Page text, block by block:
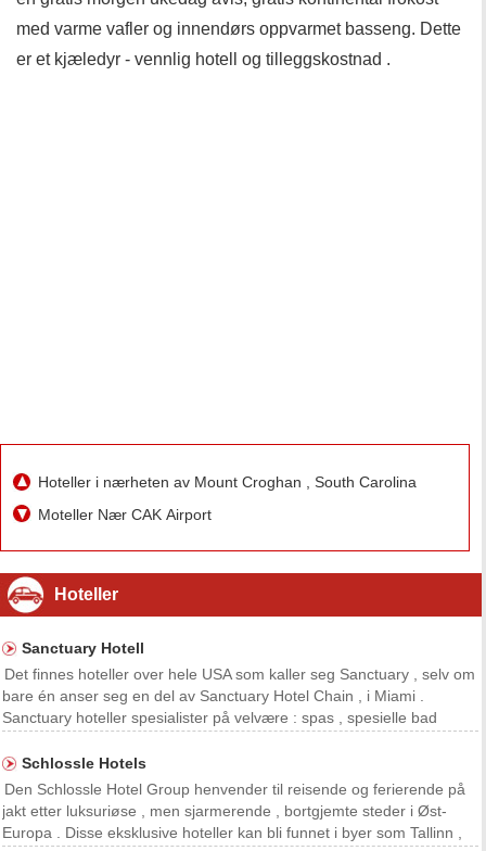
med varme vafler og innendørs oppvarmet basseng. Dette
er et kjæledyr - vennlig hotell og tilleggskostnad .
Hoteller i nærheten av Mount Croghan , South Carolina
Moteller Nær CAK Airport
Hoteller
Sanctuary Hotell
Det finnes hoteller over hele USA som kaller seg Sanctuary , selv om
bare én anser seg en del av Sanctuary Hotel Chain , i Miami .
Sanctuary hoteller spesialister på velvære : spas , spesielle bad
tråd teller . Sanctuary on Camelback enda
Schlossle Hotels
Den Schlossle Hotel Group henvender til reisende og ferierende på
jakt etter luksuriøse , men sjarmerende , bortgjemte steder i Øst-
Europa . Disse eksklusive hoteller kan bli funnet i byer som Tallinn ,